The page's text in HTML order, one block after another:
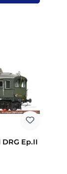
Ep.II